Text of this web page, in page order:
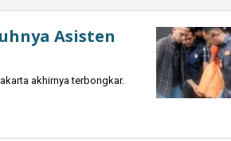
Asisten
akhirnya terbongkar.